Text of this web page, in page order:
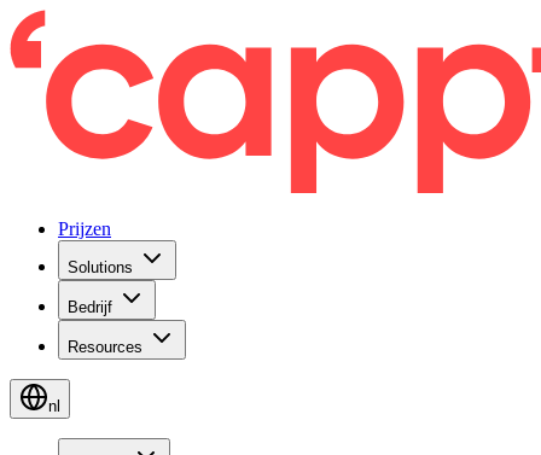
Prijzen
Solutions
Bedrijf
Resources
nl